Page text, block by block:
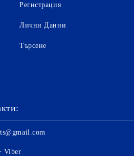
Регистрация
Лични Данни
Търсене
Viber